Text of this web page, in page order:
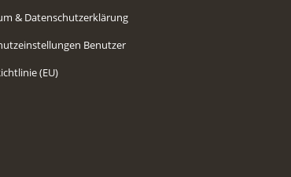
& Datenschutzerklärung
Benutzer
(EU)